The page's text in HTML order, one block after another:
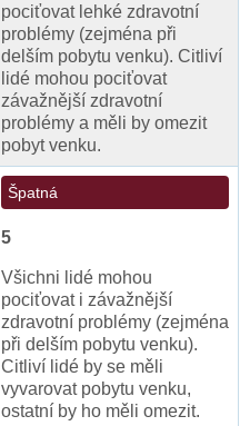
pociťovat lehké zdravotní
problémy (zejména při
delším pobytu venku). Citliví
lidé mohou pociťovat
závažnější zdravotní
problémy a měli by omezit
pobyt venku.
Špatná
5
Všichni lidé mohou
pociťovat i závažnější
zdravotní problémy (zejména
při delším pobytu venku).
Citliví lidé by se měli
vyvarovat pobytu venku,
ostatní by ho měli omezit.